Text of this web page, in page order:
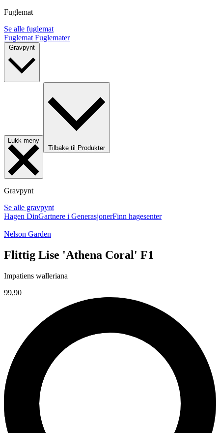
Fuglemat
Se alle fuglemat
Fuglemat Fuglemater
Lukk meny
Tilbake til Produkter
Gravpynt
Se alle gravpynt
Hagen DinGartnere i GenerasjonerFinn hagesenter
Nelson Garden
Flittig Lise 'Athena Coral' F1
Impatiens walleriana
99,90